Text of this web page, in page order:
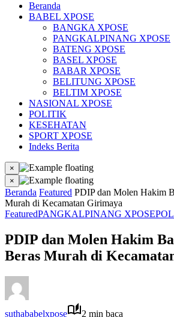
Beranda
BABEL XPOSE
BANGKA XPOSE
PANGKALPINANG XPOSE
BATENG XPOSE
BASEL XPOSE
BABAR XPOSE
BELITUNG XPOSE
BELTIM XPOSE
NASIONAL XPOSE
POLITIK
KESEHATAN
SPORT XPOSE
Indeks Berita
×
×
Beranda Featured PDIP dan Molen Hakim
Murah di Kecamatan Girimaya
PDIP dan Molen Hakim
Beras Murah di